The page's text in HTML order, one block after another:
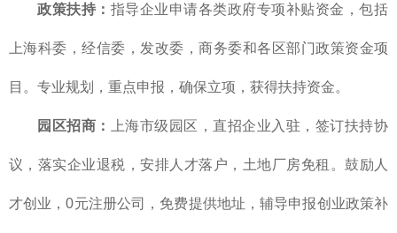
政策扶持： 指导企业申请各类政府专项补贴资金，包括
上海科委，经信委，发改委，商务委和各区部门政策资金项
目。专业规划，重点申报，确保立项，获得扶持资金。
园区招商： 上海市级园区，直招企业入驻，签订扶持协
议，落实企业退税，安排人才落户，土地厂房免租。鼓励人
才创业，0元注册公司，免费提供地址，辅导申报创业政策补